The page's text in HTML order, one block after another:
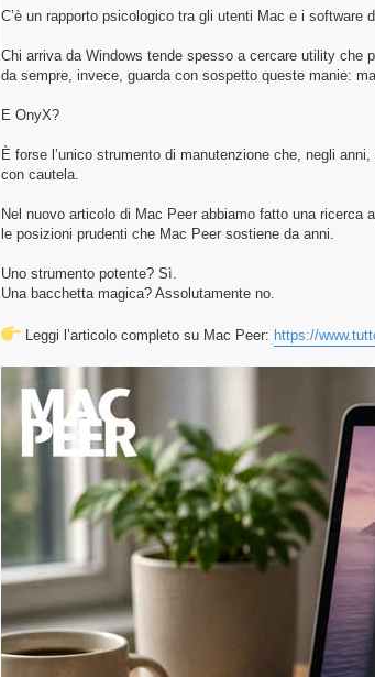
s
C’è un rapporto psicologico tra gli utenti Mac e i software
Chi arriva da Windows tende spesso a cercare utility che
da sempre, invece, guarda con sospetto queste manie:
E OnyX?
È forse l’unico strumento di manutenzione che, negli
con cautela.
Nel nuovo articolo di Mac Peer abbiamo fatto una
le posizioni prudenti che Mac Peer sostiene da anni.
Uno strumento potente? Sì.
Una bacchetta magica? Assolutamente no.
Leggi l’articolo completo su Mac Peer: https://